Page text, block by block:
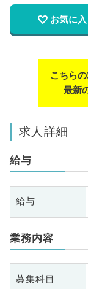
お気に入
こちら
最新
求人詳細
給与
給与
業務内容
募集科目